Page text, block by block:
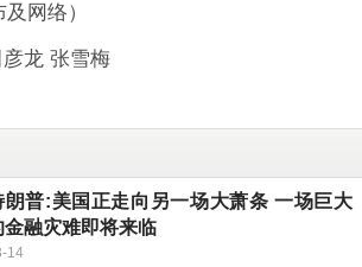
网络）
龙 张雪梅
朗普:美国正走向另一场大萧条 一场巨大
金融灾难即将来临
14